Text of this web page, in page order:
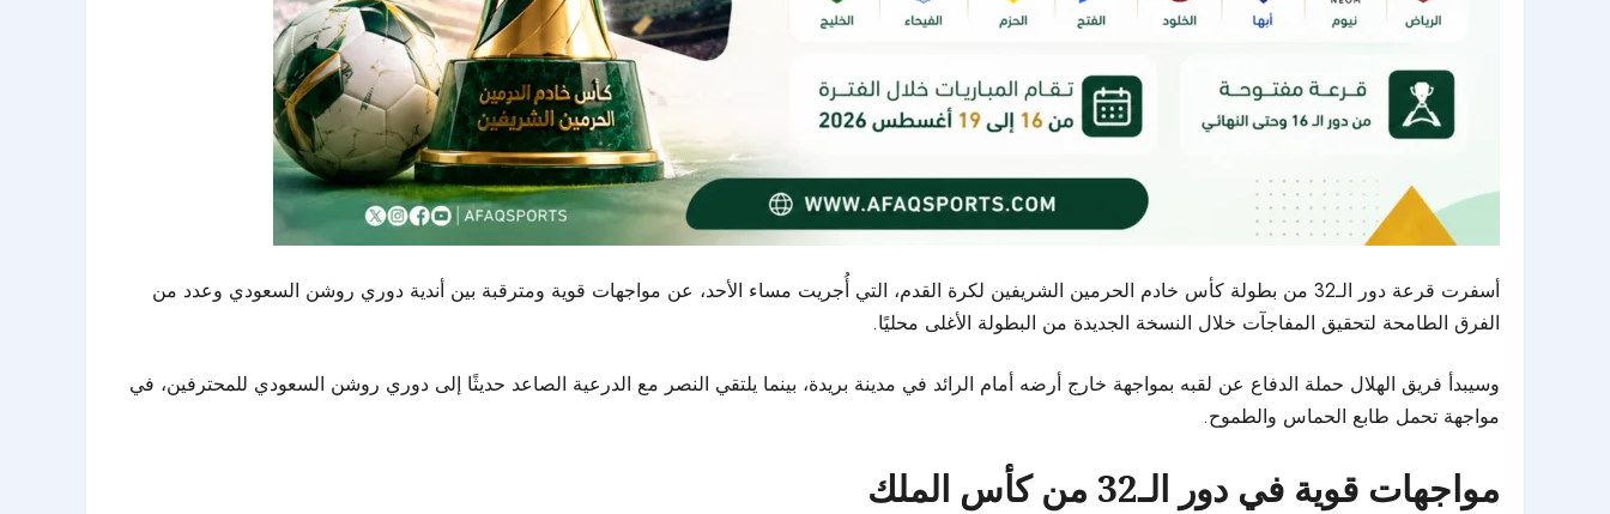
أسفرت قرعة دور الـ32 من بطولة كأس خادم الحرمين الشريفين لكرة القدم، التي أُجريت مساء الأحد، عن مواجهات قوية ومترقبة بين أندية دوري روشن السعودي وعدد من
الفرق الطامحة لتحقيق المفاجآت خلال النسخة الجديدة من البطولة الأغلى محليًا.
وسيبدأ فريق الهلال حملة الدفاع عن لقبه بمواجهة خارج أرضه أمام الرائد في مدينة بريدة، بينما يلتقي النصر مع الدرعية الصاعد حديثًا إلى دوري روشن السعودي للمحترفين، في
مواجهة تحمل طابع الحماس والطموح.
مواجهات قوية في دور الـ32 من كأس الملك